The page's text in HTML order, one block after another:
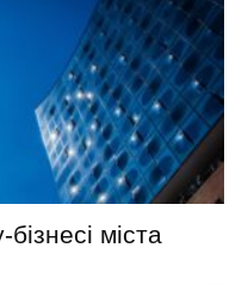
міста